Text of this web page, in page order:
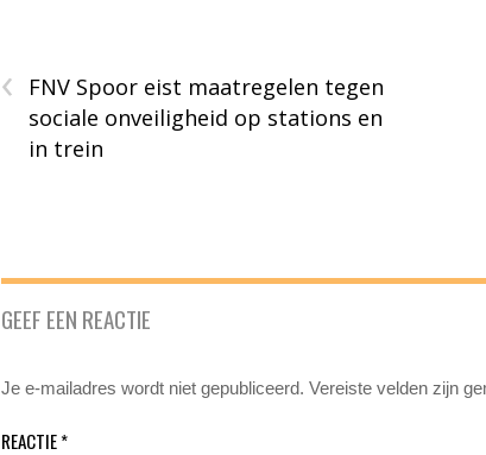
‹
FNV Spoor eist maatregelen tegen
sociale onveiligheid op stations en
in trein
GEEF EEN REACTIE
Je e-mailadres wordt niet gepubliceerd. Vereiste velden zijn
REACTIE*